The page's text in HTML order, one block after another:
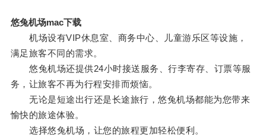
悠兔机场mac下载
机场设有VIP休息室、商务中心、儿童游乐区等设施，
满足旅客不同的需求。
悠兔机场还提供24小时接送服务、行李寄存、订票等服
务，让旅客不再为行程安排而烦恼。
无论是短途出行还是长途旅行，悠兔机场都能为您带来
愉快的旅途体验。
选择悠兔机场，让您的旅程更加轻松便利。